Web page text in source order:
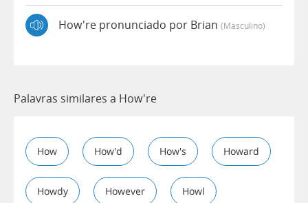
How're pronunciado por Brian (masculino)
Palavras similares a How're
How How'd How's Howard
Howdy However Howl